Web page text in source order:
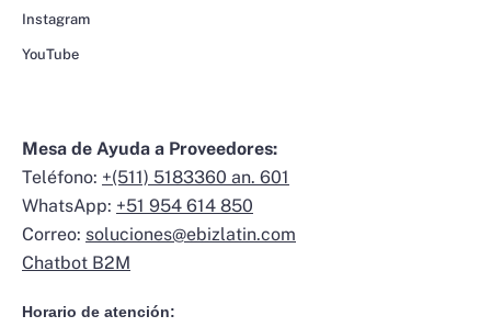
Instagram
YouTube
Mesa de Ayuda a Proveedores:
Teléfono: +(511) 5183360 an. 601
WhatsApp: +51 954 614 850
Correo: soluciones@ebizlatin.com
Chatbot B2M
Horario de atención: